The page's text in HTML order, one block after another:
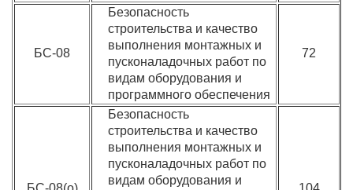
БС-08
Безопасность
строительства и качество
выполнения монтажных и
пусконаладочных работ по
видам оборудования и
программного обеспечения
72
Безопасность
строительства и качество
выполнения монтажных и
пусконаладочных работ по
видам оборудования и